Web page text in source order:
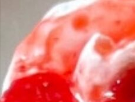
キャンペーン
259：箕面でナポレオンパ
イ